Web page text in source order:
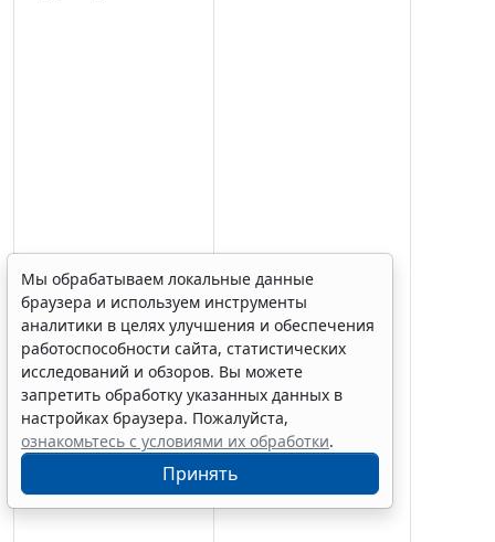
Мы обрабатываем локальные данные
браузера и используем инструменты
аналитики в целях улучшения и обеспечения
работоспособности сайта, статистических
исследований и обзоров. Вы можете
запретить обработку указанных данных в
настройках браузера. Пожалуйста,
ознакомьтесь с условиями их обработки.
Принять